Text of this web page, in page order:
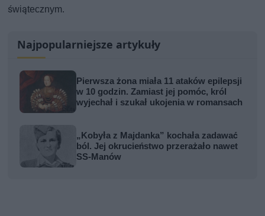
świątecznym.
Najpopularniejsze artykuły
Pierwsza żona miała 11 ataków epilepsji
w 10 godzin. Zamiast jej pomóc, król
wyjechał i szukał ukojenia w romansach
„Kobyła z Majdanka” kochała zadawać
ból. Jej okrucieństwo przerażało nawet
SS-Manów